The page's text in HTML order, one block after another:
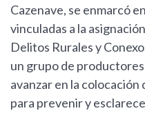
Cazenave, se enmarcó
vinculadas a la
Delitos Rurales y
un grupo de
avanzar en la colocación
para prevenir y